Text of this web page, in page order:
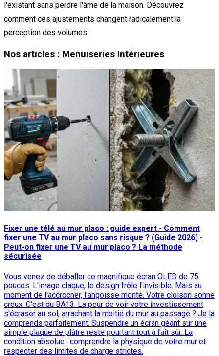
l'existant sans perdre l'âme de la maison. Découvrez
comment ces ajustements changent radicalement la
perception des volumes.
Nos articles : Menuiseries Intérieures
Fixer une télé au mur placo : guide expert - Comment
fixer une TV au mur placo sans risque ? (Guide 2026) -
Peut-on fixer une TV au mur placo ? La méthode
sécurisée
Vous venez de déballer ce magnifique écran OLED de 75
pouces. L'image claque, le design frôle l'invisible. Mais au
moment de l'accrocher, l'angoisse monte. Votre cloison sonne
creux. C'est du BA13. La peur de voir votre investissement
s'écraser au sol, arrachant la moitié du mur au passage ? Je la
comprends parfaitement. Suspendre un écran géant sur une
simple plaque de plâtre reste pourtant tout à fait sûr. La
condition absolue : comprendre la physique de votre mur et
respecter des limites de charge strictes.